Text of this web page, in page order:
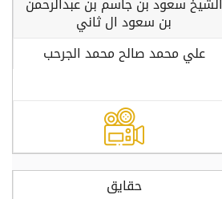
بن سعود ال ثاني
علي محمد صالح محمد الجرحب
حقايق